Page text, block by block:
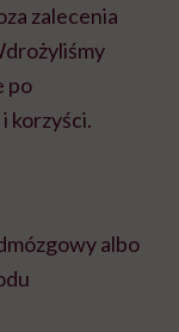
zalecenia
po
korzyści.
albo